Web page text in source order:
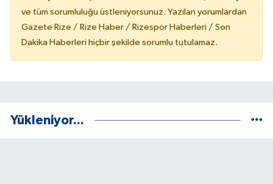
ve tüm sorumluluğu üstleniyorsunuz. Yazılan yorumlardan
Gazete Rize / Rize Haber / Rizespor Haberleri / Son
Dakika Haberleri hiçbir şekilde sorumlu tutulamaz.
Yükleniyor...